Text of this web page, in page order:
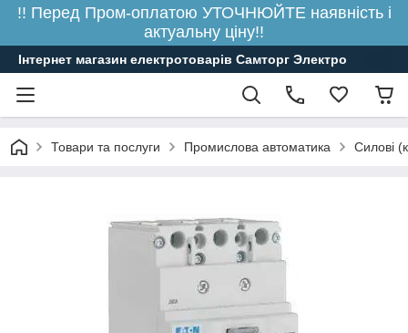
!! Перед Пром-оплатою УТОЧНЮЙТЕ наявність і
актуальну ціну!!
Інтернет магазин електротоварів Самторг Электро
Товари та послуги Промислова автоматика Силові